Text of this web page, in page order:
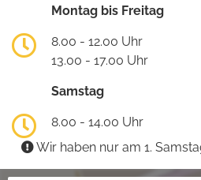
Montag bis Freitag
8.00 - 12.00 Uhr
13.00 - 17.00 Uhr
Samstag
8.00 - 14.00 Uhr
Wir haben nur am 1.